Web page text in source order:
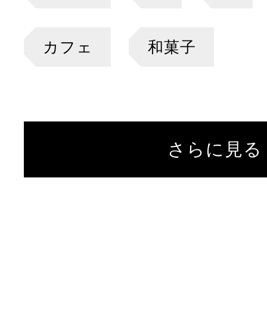
カフェ 和菓子
さらに見る